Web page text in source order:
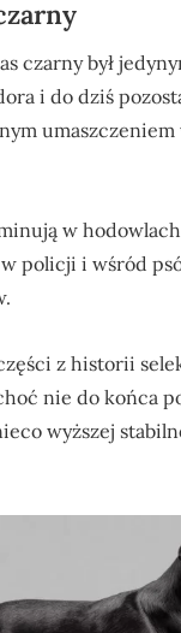
czarny był
i do dziś
w
policji i wśród
z historii
nie do końca
wyższej